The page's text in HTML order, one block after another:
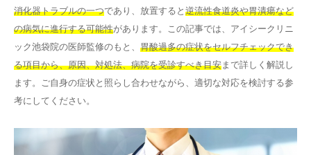
消化器トラブルの一つであり、放置すると 逆流性食道炎や胃潰瘍など
の病気に進行する可能性があります。この記事では、アイシークリニ
ック池袋院の医師監修のもと、 胃酸過多の症状をセルフチェックでき
る項目から、原因、対処法、病院を受診すべき目安まで詳しく解説し
ます。ご自身の症状と照らし合わせながら、適切な対応を検討する参
考にしてください。
採用情報
その他
言語
English